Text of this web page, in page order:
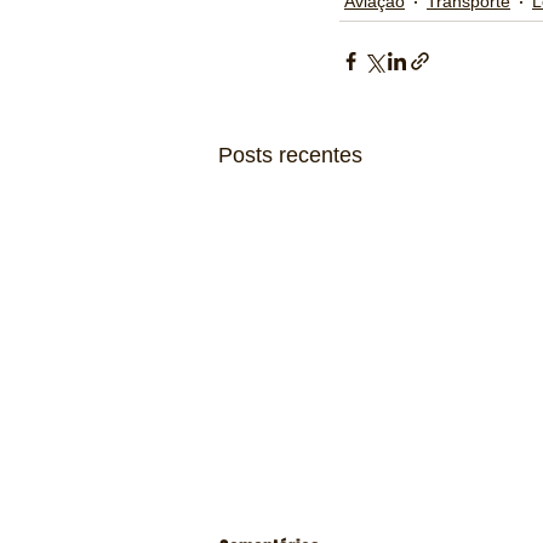
Posts recentes